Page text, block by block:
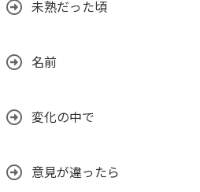
未熟だった頃
名前
変化の中で
意見が違ったら